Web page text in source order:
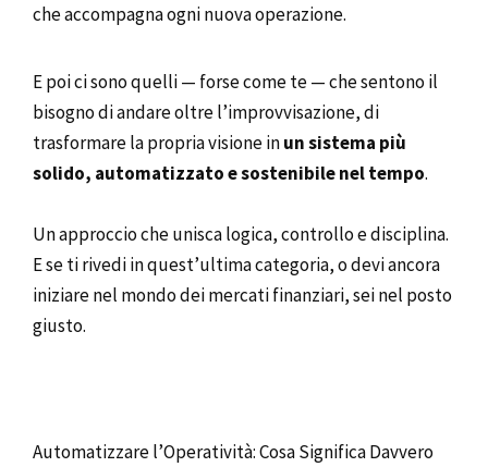
che accompagna ogni nuova operazione.
E poi ci sono quelli — forse come te — che sentono il
bisogno di andare oltre l’improvvisazione, di
trasformare la propria visione inun sistema più
solido, automatizzato e sostenibile nel tempo.
Un approccio che unisca logica, controllo e disciplina.
E se ti rivedi in quest’ultima categoria, o devi ancora
iniziare nel mondo dei mercati finanziari, sei nel posto
giusto.
Automatizzare l’Operatività: Cosa Significa Davvero